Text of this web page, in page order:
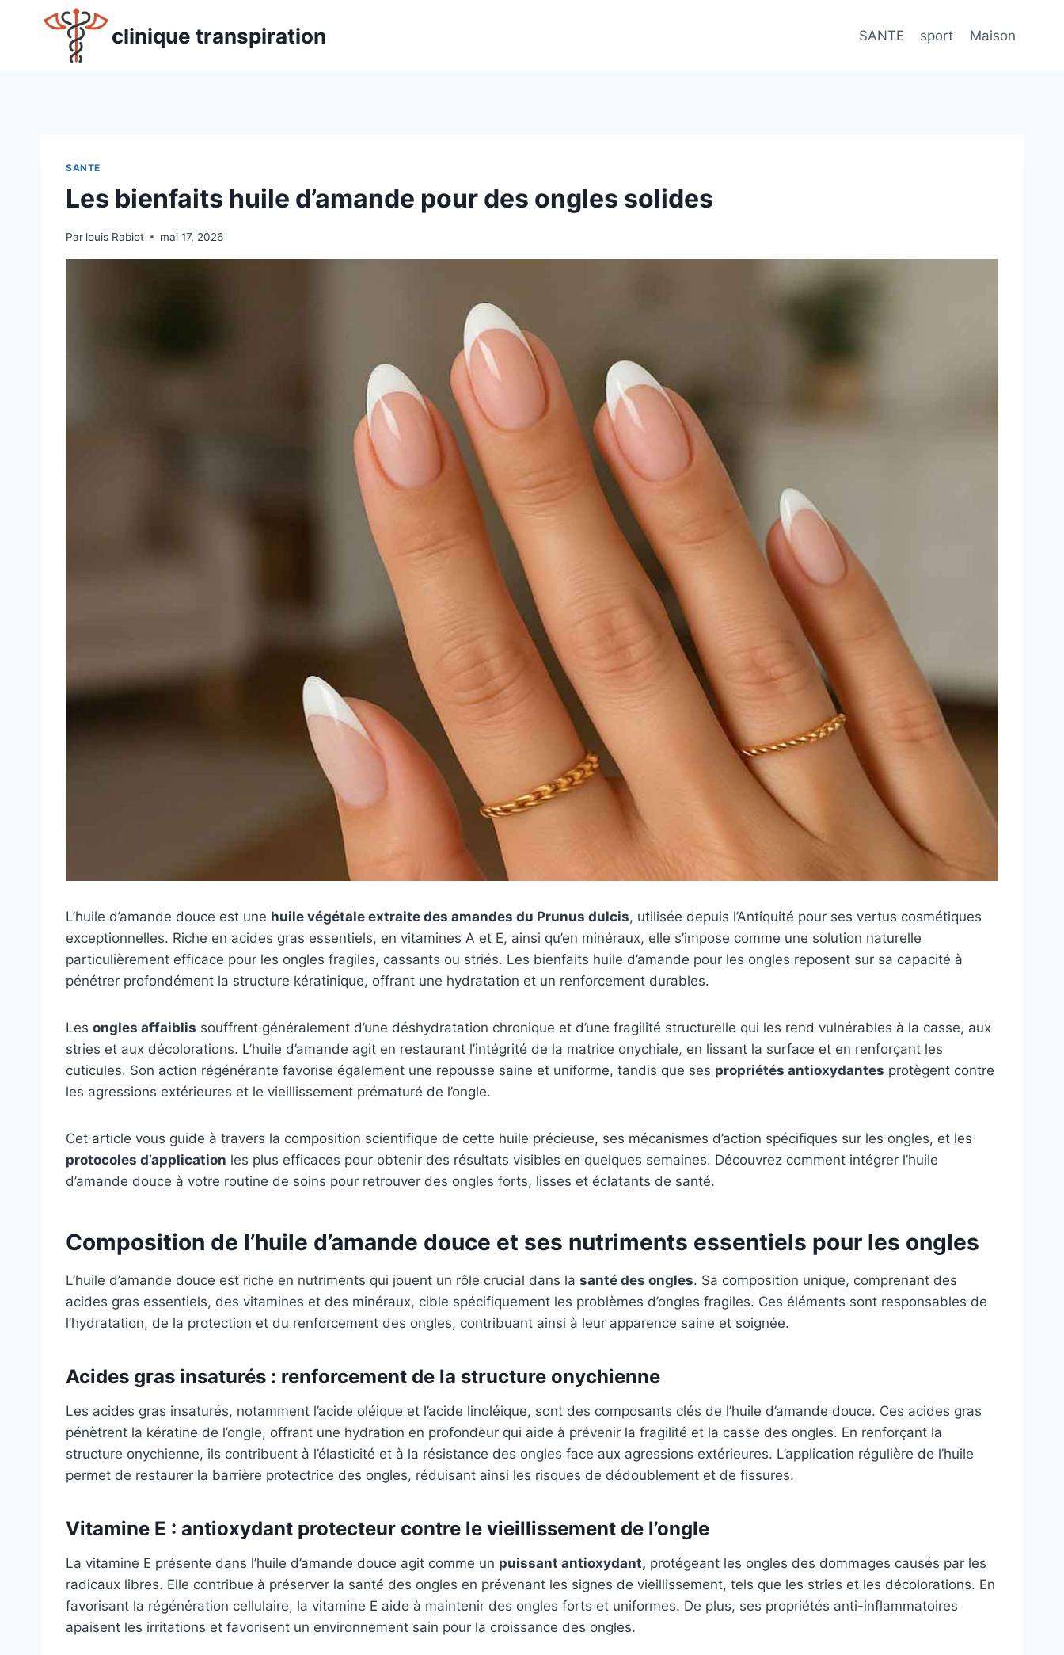
clinique transpiration SANTE sport Maison
SANTE
Les bienfaits huile d’amande pour des ongles solides
Par louis Rabiot mai 17, 2026
L’huile d’amande douce est une huile végétale extraite des amandes du Prunus dulcis, utilisée depuis l’Antiquité pour ses vertus cosmétiques
exceptionnelles. Riche en acides gras essentiels, en vitamines A et E, ainsi qu’en minéraux, elle s’impose comme une solution naturelle
particulièrement efficace pour les ongles fragiles, cassants ou striés. Les bienfaits huile d’amande pour les ongles reposent sur sa capacité à
pénétrer profondément la structure kératinique, offrant une hydratation et un renforcement durables.
Les ongles affaiblis souffrent généralement d’une déshydratation chronique et d’une fragilité structurelle qui les rend vulnérables à la casse, aux
stries et aux décolorations. L’huile d’amande agit en restaurant l’intégrité de la matrice onychiale, en lissant la surface et en renforçant les
cuticules. Son action régénérante favorise également une repousse saine et uniforme, tandis que ses propriétés antioxydantes protègent contre
les agressions extérieures et le vieillissement prématuré de l’ongle.
Cet article vous guide à travers la composition scientifique de cette huile précieuse, ses mécanismes d’action spécifiques sur les ongles, et les
protocoles d’application les plus efficaces pour obtenir des résultats visibles en quelques semaines. Découvrez comment intégrer l’huile
d’amande douce à votre routine de soins pour retrouver des ongles forts, lisses et éclatants de santé.
Composition de l’huile d’amande douce et ses nutriments essentiels pour les ongles
L’huile d’amande douce est riche en nutriments qui jouent un rôle crucial dans la santé des ongles. Sa composition unique, comprenant des
acides gras essentiels, des vitamines et des minéraux, cible spécifiquement les problèmes d’ongles fragiles. Ces éléments sont responsables de
l’hydratation, de la protection et du renforcement des ongles, contribuant ainsi à leur apparence saine et soignée.
Acides gras insaturés : renforcement de la structure onychienne
Les acides gras insaturés, notamment l’acide oléique et l’acide linoléique, sont des composants clés de l’huile d’amande douce. Ces acides gras
pénètrent la kératine de l’ongle, offrant une hydration en profondeur qui aide à prévenir la fragilité et la casse des ongles. En renforçant la
structure onychienne, ils contribuent à l’élasticité et à la résistance des ongles face aux agressions extérieures. L’application régulière de l’huile
permet de restaurer la barrière protectrice des ongles, réduisant ainsi les risques de dédoublement et de fissures.
Vitamine E : antioxydant protecteur contre le vieillissement de l’ongle
La vitamine E présente dans l’huile d’amande douce agit comme un puissant antioxydant, protégeant les ongles des dommages causés par les
radicaux libres. Elle contribue à préserver la santé des ongles en prévenant les signes de vieillissement, tels que les stries et les décolorations. En
favorisant la régénération cellulaire, la vitamine E aide à maintenir des ongles forts et uniformes. De plus, ses propriétés anti-inflammatoires
apaisent les irritations et favorisent un environnement sain pour la croissance des ongles.